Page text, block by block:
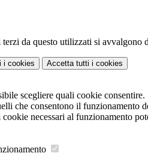
da questo utilizzati si
i cookies Accetta tutti i cookies
scegliere quali cookie consentire.
che consentono il funzionamento
necessari al funzionamento